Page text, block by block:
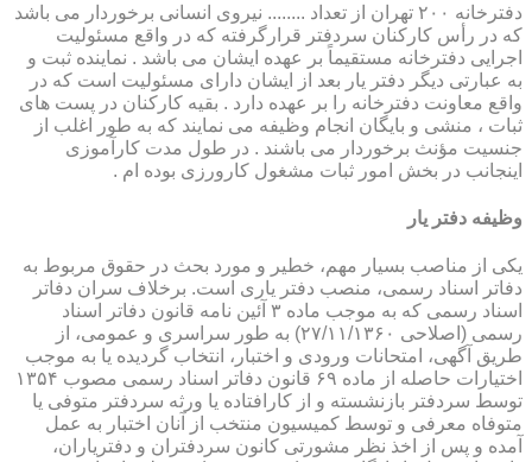
دفترخانه ۲۰۰ تهران از تعداد ........ نیروی انسانی برخوردار می باشد
که در رأس کارکنان سردفتر قرارگرفته که در واقع مسئولیت
اجرایی دفترخانه مستقیماً بر عهده ایشان می باشد . نماینده ثبت و
به عبارتی دیگر دفتر یار بعد از ایشان دارای مسئولیت است که در
واقع معاونت دفترخانه را بر عهده دارد . بقیه کارکنان در پست های
ثبات ، منشی و بایگان انجام وظیفه می نمایند که به طور اغلب از
جنسیت مؤنث برخوردار می باشند . در طول مدت کارآموزی
اینجانب در بخش امور ثبات مشغول کارورزی بوده ام .
وظیفه دفتر یار
یكی از مناصب بسیار مهم، خطیر و مورد بحث در حقوق مربوط به
دفاتر اسناد رسمی، منصب دفتر یاری است. برخلاف سران دفاتر
اسناد رسمی كه به موجب ماده ۳ آئین نامه قانون دفاتر اسناد
رسمی (اصلاحی ۲۷/۱۱/۱۳۶۰) به طور سراسری و عمومی، از
طریق آگهی، امتحانات ورودی و اختبار، انتخاب گردیده یا به موجب
اختیارات حاصله از ماده ۶۹ قانون دفاتر اسناد رسمی مصوب ۱۳۵۴
توسط سردفتر بازنشسته و از كارافتاده یا ورثه سردفتر متوفی یا
متوفاه معرفی و توسط كمیسیون منتخب از آنان اختبار به عمل
آمده و پس از اخذ نظر مشورتی كانون سردفتران و دفتریاران،